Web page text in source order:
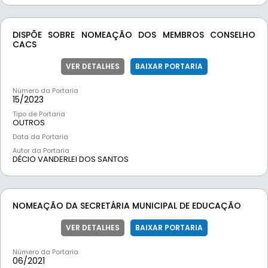
DISPÕE SOBRE NOMEAÇÃO DOS MEMBROS CONSELHO
CACS
VER DETALHES BAIXAR PORTARIA
Número da Portaria
15/2023
Tipo de Portaria
OUTROS
Data da Portaria
Autor da Portaria
DÉCIO VANDERLEI DOS SANTOS
NOMEAÇÃO DA SECRETÁRIA MUNICIPAL DE EDUCAÇÃO
VER DETALHES BAIXAR PORTARIA
Número da Portaria
06/2021